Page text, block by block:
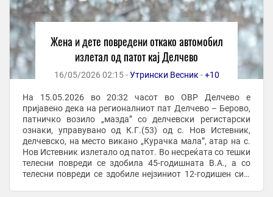
Жена и дете повредени откако автомобил
излетал од патот кај Делчево
16/05/2026 02:15 -Утрински Весник -+10
На 15.05.2026 во 20:32 часот во ОВР Делчево е
пријавено дека на регионалниот пат Делчево – Берово,
патничко возило „мазда” со делчевски регистарски
ознаки, управувано од К.Г.(53) од с. Нов Истевник,
делчевско, на место викано „Курачка мала”, атар на с.
Нов Истевник излетало од патот. Во несреќата со тешки
телесни повреди се здобила 45-годишната В.А., а со
телесни повреди се здобиле нејзиниот 12-годишен син,